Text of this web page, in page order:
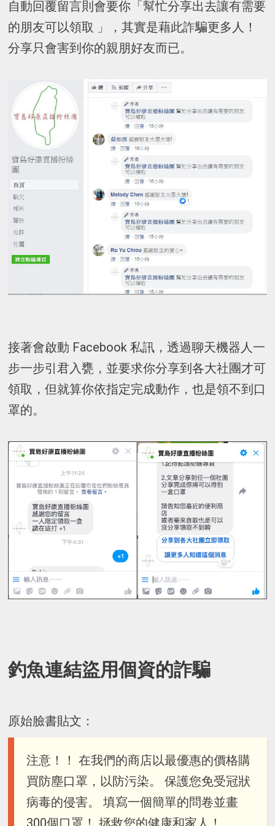
自動回覆留言則會要你「幫忙分享出去讓有需要
的朋友可以領取 」，其實是藉此詐騙更多人！
分享只會害到你的親朋好友而已。
接著會啟動 Facebook 私訊，透過聊天機器人一
步一步引君入甕，並要求你分享到各大社團才可
領取，但就算你依指定完成動作，也是領不到口
罩的。
釣魚連結盜用個資的詐騙
原始臉書貼文：
注意！！ 在我們的商店以最優惠的價格購
買防塵口罩，以防污染。 保護您免受冠狀
病毒的侵害。 填寫一個簡單的問卷並畫
300個口罩！ 拯救您的健康和家人！